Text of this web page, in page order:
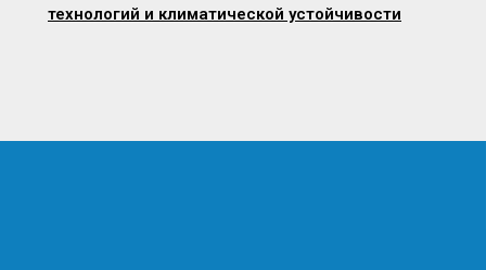
технологий и климатической устойчивости